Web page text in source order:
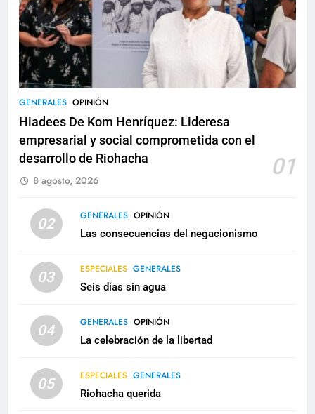
GENERALES OPINIÓN
Hiadees De Kom Henríquez: Lideresa
empresarial y social comprometida con el
desarrollo de Riohacha
01
8 agosto, 2026
02 GENERALES OPINIÓN
Las consecuencias del negacionismo
03 ESPECIALES GENERALES
Seis días sin agua
04 GENERALES OPINIÓN
La celebración de la libertad
05 ESPECIALES GENERALES
Riohacha querida